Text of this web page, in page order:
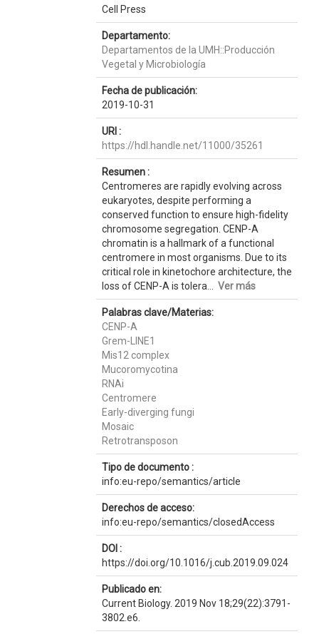
Cell Press
Departamento:
Departamentos de la UMH::Producción
Vegetal y Microbiología
Fecha de publicación:
2019-10-31
URI :
https://hdl.handle.net/11000/35261
Resumen :
Centromeres are rapidly evolving across
eukaryotes, despite performing a
conserved function to ensure high-fidelity
chromosome segregation. CENP-A
chromatin is a hallmark of a functional
centromere in most organisms. Due to its
critical role in kinetochore architecture, the
loss of CENP-A is tolera... Ver más
Palabras clave/Materias:
CENP-A
Grem-LINE1
Mis12 complex
Mucoromycotina
RNAi
Centromere
Early-diverging fungi
Mosaic
Retrotransposon
Tipo de documento :
info:eu-repo/semantics/article
Derechos de acceso:
info:eu-repo/semantics/closedAccess
DOI :
https://doi.org/10.1016/j.cub.2019.09.024
Publicado en:
Current Biology. 2019 Nov 18;29(22):3791-
3802.e6.